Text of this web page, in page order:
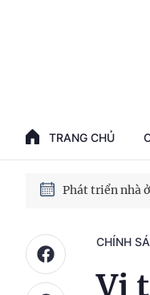
TRANG CHỦ
Phát triển
Phát triển nhà
CHÍNH
Vị